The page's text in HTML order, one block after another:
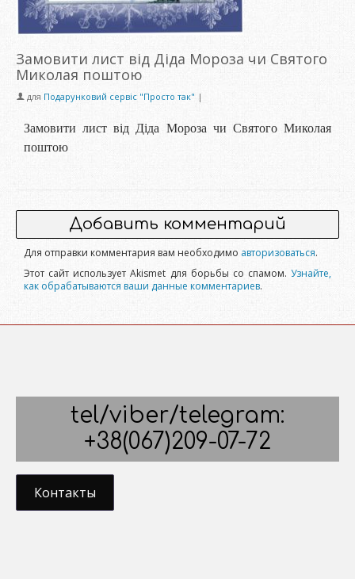
Замовити лист від Діда Мороза чи Святого
Миколая поштою
для Подарунковий сервіс "Просто так" |
Замовити лист від Діда Мороза чи Святого Миколая
поштою
Добавить комментарий
Для отправки комментария вам необходимо авторизоваться.
Этот сайт использует Akismet для борьбы со спамом. Узнайте,
как обрабатываются ваши данные комментариев.
tel/viber/telegram:
+38(067)209-07-72
Контакты